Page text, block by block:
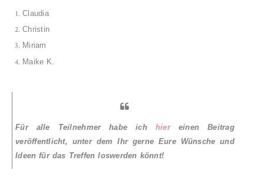
Claudia
Christin
Miriam
Maike K.
Für alle Teilnehmer habe ich hiereinen Beitrag
veröffentlicht, unter dem Ihr gerne Eure Wünsche und
Ideen für das Treffen loswerden könnt!